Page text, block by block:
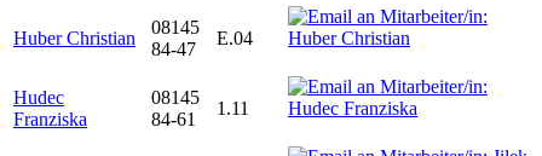
Huber Christian
08145
84-47
E.04
Hudec
Franziska
08145
84-61
1.11